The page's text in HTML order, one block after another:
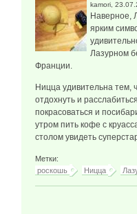
kamori ,
Наверное,
ярким
Лазурном
Франции.
Ницца удивительна тем,
отдохнуть и
покрасоваться и
утром пить кофе с
столом увидеть
Метки:
роскошь
Ницца